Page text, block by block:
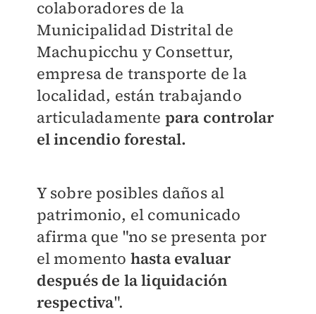
colaboradores de la
Municipalidad Distrital de
Machupicchu y Consettur,
empresa de transporte de la
localidad, están trabajando
articuladamente para controlar
el incendio forestal.
Y sobre posibles daños al
patrimonio, el comunicado
afirma que "no se presenta por
el momento hasta evaluar
después de la liquidación
respectiva".